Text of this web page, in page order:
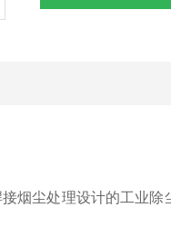
烟尘处理设计的工业除